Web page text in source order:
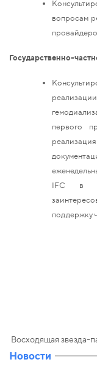
вопросам
Государственно-
первого
IFC в
поддержку
Восходящая звезда-
Новости